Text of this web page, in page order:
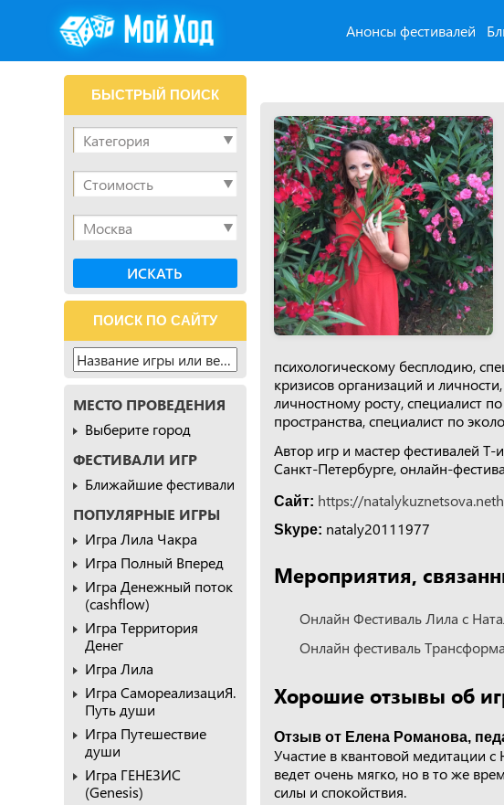
Анонсы фестивалей
психологическому бесплодию,
кризисов организаций и
личностному росту, специалист
пространства, специалист по
Автор игр и мастер фестивалей
Санкт-Петербурге, онлайн-
Сайт: https://
Skype: nataly20111977
Мероприятия,
Онлайн Фестиваль Лила с
Онлайн фестиваль
Хорошие отзывы об
Отзыв от Елена Романова,
Участие в квантовой медитации
ведет очень мягко, но в то же
силы и спокойствия.
БЫСТРЫЙ ПОИСК
ПОИСК ПО САЙТУ
МЕСТО ПРОВЕДЕНИЯ
Выберите город
ФЕСТИВАЛИ ИГР
Ближайшие фестивали
ПОПУЛЯРНЫЕ ИГРЫ
Игра Лила Чакра
Игра Полный Вперед
Игра Денежный поток
(cashflow)
Игра Территория
Денег
Игра Лила
Игра СамореализациЯ.
Путь души
Игра Путешествие
души
Игра ГЕНЕЗИС
(Genesis)